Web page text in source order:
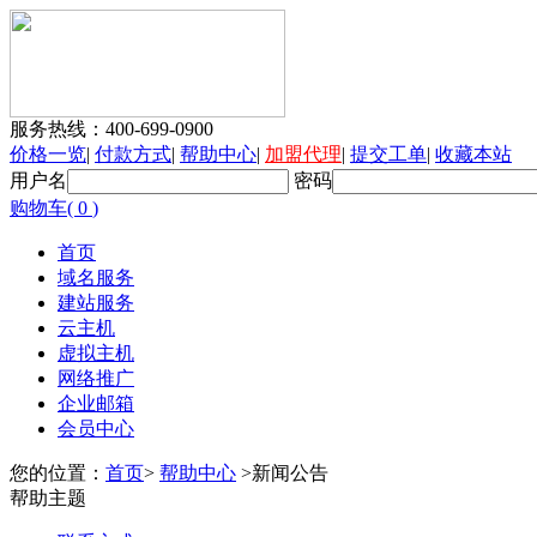
服务热线： 400-699-0900
价格一览| 付款方式| 帮助中心| 加盟代理| 提交工单| 收藏本站
用户名
密码
购物车( 0 )
首页
域名服务
建站服务
云主机
虚拟主机
网络推广
企业邮箱
会员中心
您的位置： 首页> 帮助中心 >新闻公告
帮助主题